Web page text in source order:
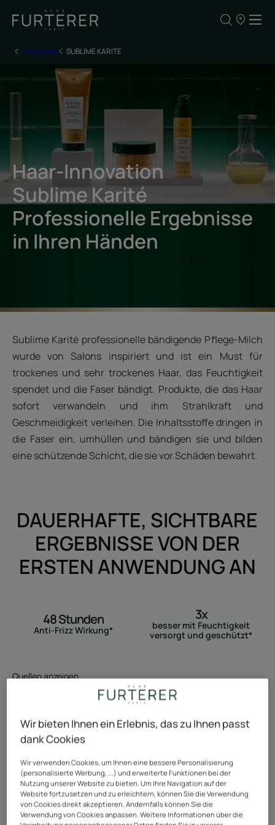
UNSERE
Startseite
SUBLIME KARITE
Haar-Innovation
Sublime Karité
Professionelle Ergebnisse
in Ihren Händen
Sublime Karité professionelle bändigende Pflege-Milch
wurde von Salons inspiriert und ist ein Must für
trockenes und sehr trockenes Haar, das Feuchtigkeit
spendet und die Faser bändigt. Produkte, die das Haar
sofort verwandeln und ihm Strahlkraft und
Geschmeidigkeit verleihen. Die Inhaltsstoffe dringen in
die Faser ein, umhüllen und bändigen sie und bilden
eine schützende Schicht, die sie vor Schäden bewahrt.
DAUERHAFTE, SICHTBARE
ERGEBNISSE VON DER
ERSTEN ANWENDUNG AN
48 Stunden
Anti-Frizz Wirkung*
3x
besser mit Feuchtigkeit
versorgt und geschützt*
Quellen anzeigen
HAARERGEBNISSE WIE FRISCH AUS
DEM SALON
Professionelle bändigende Milch versorgt das Haar
sofort mit Pflege. Das Haar sieht sofort so aus, als ob es
Wir bieten Ihnen ein Erlebnis, das zu Ihnen passt
dank Cookies
Wir verwenden Cookies, um Ihnen eine bessere Personalisierung
(personalisierte Werbung, ...) und erweiterte Funktionen bei der
Nutzung unserer Website zu bieten. Um Ihre Navigation auf der
Website fortzusetzen und zu erleichtern, können Sie die Verwendung
von Cookies direkt akzeptieren. Andernfalls können Sie die
Verwendung von Cookies anpassen. Weitere Informationen über die